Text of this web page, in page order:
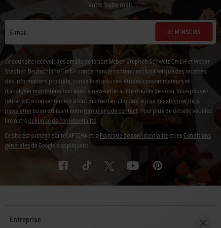
votre boîte mail.
E-mail JE M'INSCRIS
Je souhaite recevoir des emails de la part Weber-Stephen Schweiz GmbH et Weber-
Stephen Deutschland GmbH concernant le contenu exclusif tel que des recettes,
des informations produits, conseils et astuces, études consommateurs et
d'analyser mon intéraction avec la newsletter à l'ide d'outils de suivi. Vous pouvez
retirer votre consentement à tout moment en cliquant surse désabonner de la
newsletterou en utilisant notreformulaire de contact. Pour plus de détails, veuillez
lire notrepolitique de confidentialité.
Ce site est protégé par reCAPTCHA et la Politique de confidentialitéet lesConditions
généralesde Google s’appliquent.
Entreprise